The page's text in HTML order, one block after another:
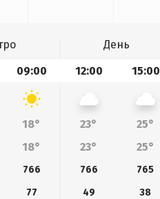
День
09:00 12:00 15:00
18° 23° 25°
18° 23° 25°
766 766 765
77 49 38